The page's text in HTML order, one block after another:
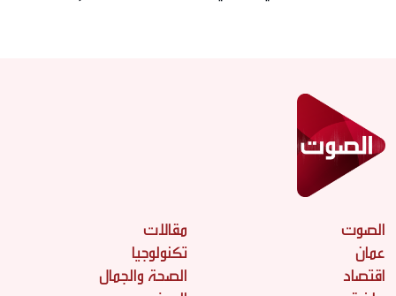
الصوت
عمان
اقتصاد
مقالات
تكنولوجيا
الصحة والجمال